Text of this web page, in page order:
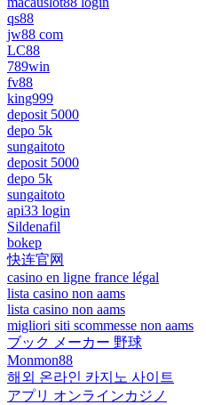
qs88
jw88 com
LC88
789win
fv88
king999
deposit 5000
depo 5k
sungaitoto
deposit 5000
depo 5k
sungaitoto
api33 login
Sildenafil
bokep
快连官网
casino en ligne france légal
lista casino non aams
lista casino non aams
migliori siti scommesse non aams
ブック メーカー 野球
Monmon88
해외 온라인 카지노 사이트
アプリ オンラインカジノ